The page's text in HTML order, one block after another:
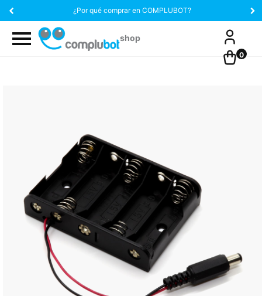
¿Por qué comprar en COMPLUBOT?
0